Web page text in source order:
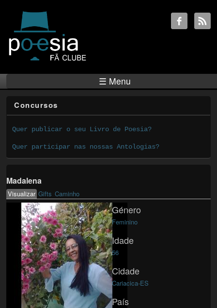
☰ Menu
Concursos
Quer publicar o seu Livro de Poesia?
Quer participar nas nossas Antologias?
Madalena
Primary tabs
Visualizar(active tab)
Gifts Caminho
Género
Feminino
Idade
56
Cidade
Cariacica-ES
País